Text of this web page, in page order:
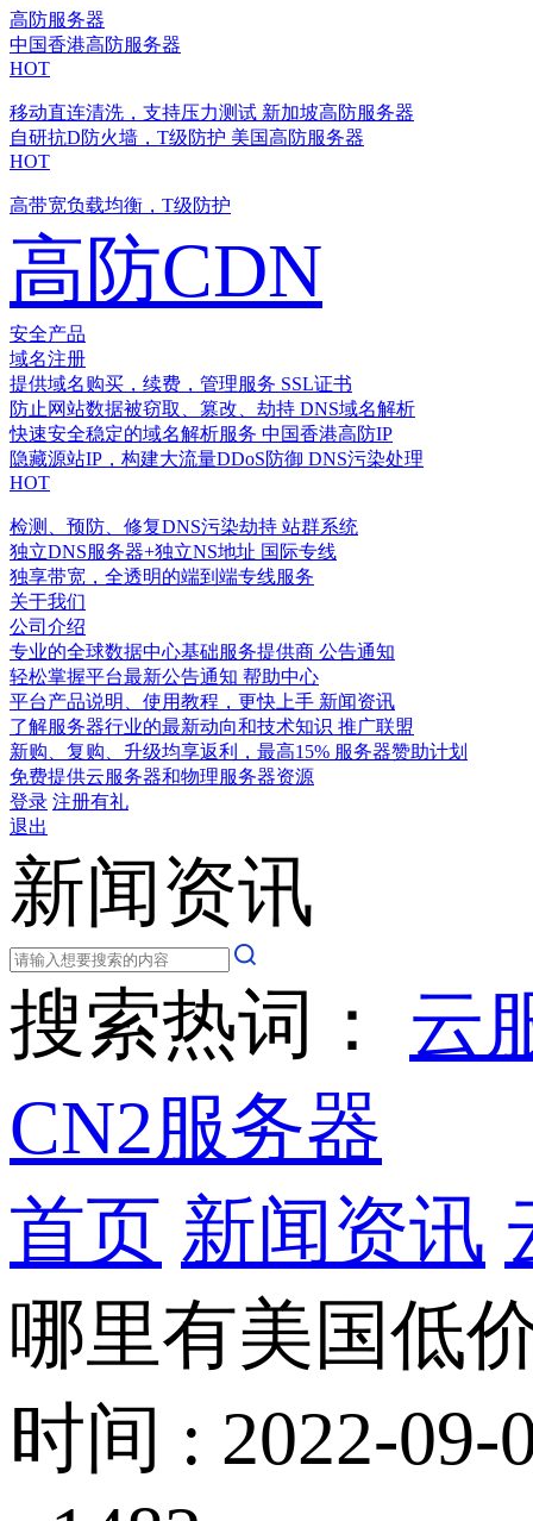
高防服务器
中国香港高防服务器
HOT
移动直连清洗，支持压力测试 新加坡高防服务器
自研抗D防火墙，T级防护 美国高防服务器
HOT
高带宽负载均衡，T级防护
高防CDN
安全产品
域名注册
提供域名购买，续费，管理服务 SSL证书
防止网站数据被窃取、篡改、劫持 DNS域名解析
快速安全稳定的域名解析服务 中国香港高防IP
隐藏源站IP，构建大流量DDoS防御 DNS污染处理
HOT
检测、预防、修复DNS污染劫持 站群系统
独立DNS服务器+独立NS地址 国际专线
独享带宽，全透明的端到端专线服务
关于我们
公司介绍
专业的全球数据中心基础服务提供商 公告通知
轻松掌握平台最新公告通知 帮助中心
平台产品说明、使用教程，更快上手 新闻资讯
了解服务器行业的最新动向和技术知识 推广联盟
新购、复购、升级均享返利，最高15% 服务器赞助计划
免费提供云服务器和物理服务器资源
登录 注册有礼
退出
新闻资讯
搜索热词： 云
CN2服务器
首页 新闻资讯
哪里有美国低
时间 : 2022-09-